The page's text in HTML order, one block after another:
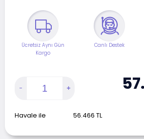
Ücretsiz Aynı Gün
Kargo
Canlı Destek
Havale ile 56.466 TL